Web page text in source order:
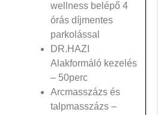
wellness belépő 4
órás díjmentes
parkolással
DR.HAZI
Alakformáló kezelés
– 50perc
Arcmasszázs és
talpmasszázs –